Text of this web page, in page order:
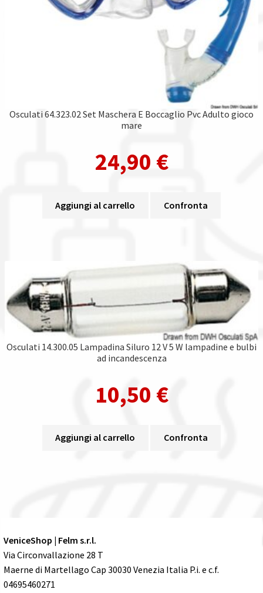
Osculati 64.323.02 Set Maschera E Boccaglio Pvc Adulto gioco
mare
24,90 €
Aggiungi al carrello Confronta
Osculati 14.300.05 Lampadina Siluro 12 V 5 W lampadine e bulbi
ad incandescenza
10,50 €
Aggiungi al carrello Confronta
VeniceShop | Felm s.r.l.
Via Circonvallazione 28 T
Maerne di Martellago Cap 30030 Venezia Italia P.i. e c.f.
04695460271